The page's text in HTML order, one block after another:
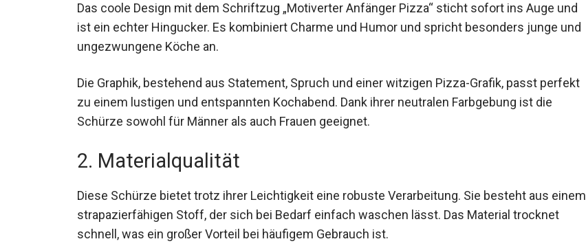
Das coole Design mit dem Schriftzug „Motiverter Anfänger Pizza“ sticht sofort ins Auge und
ist ein echter Hingucker. Es kombiniert Charme und Humor und spricht besonders junge und
ungezwungene Köche an.
Die Graphik, bestehend aus Statement, Spruch und einer witzigen Pizza-Grafik, passt perfekt
zu einem lustigen und entspannten Kochabend. Dank ihrer neutralen Farbgebung ist die
Schürze sowohl für Männer als auch Frauen geeignet.
2. Materialqualität
Diese Schürze bietet trotz ihrer Leichtigkeit eine robuste Verarbeitung. Sie besteht aus einem
strapazierfähigen Stoff, der sich bei Bedarf einfach waschen lässt. Das Material trocknet
schnell, was ein großer Vorteil bei häufigem Gebrauch ist.